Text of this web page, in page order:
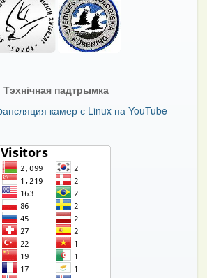
Тэхнічная падтрымка
камер с Linux на YouTube